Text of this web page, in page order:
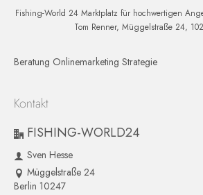
Fishing-World 24 Marktplatz für hochwertigen
Tom Renner, Müggelstraße 24,
Beratung Onlinemarketing Strategie
Kontakt
FISHING-WORLD24
Sven Hesse
Müggelstraße 24
Berlin 10247